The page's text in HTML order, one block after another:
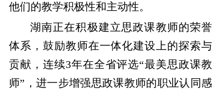
他们的教学积极性和主动性。
湖南正在积极建立思政课教师的荣誉
体系，鼓励教师在一体化建设上的探索与
贡献，连续3年在全省评选“最美思政课教
师”，进一步增强思政课教师的职业认同感